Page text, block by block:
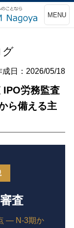
MENU
グ
成日：2026/05/18
IPO労務監査
ら備える主
査
― N-3期か